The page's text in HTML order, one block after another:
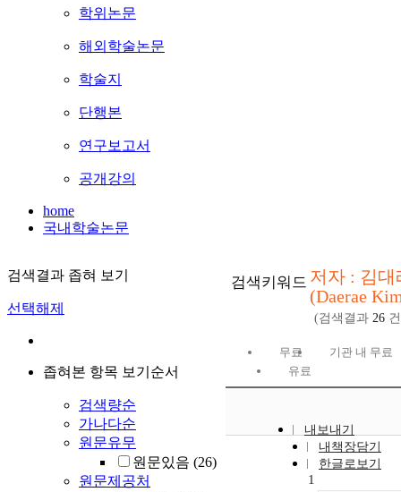
학위논문
해외학술논문
학술지
단행본
연구보고서
공개강의
home
국내학술논문
검색결과 좁혀 보기
선택해제
좁혀본 항목 보기순서
검색량순
가나다순
원문유무
원문있음 (26)
원문제공처
검색키워드 저자 : 김대
(Daerae
(검색결과 26
무료
기관 내 무료
유료
내보내기
내책장담기
한글로보기
1